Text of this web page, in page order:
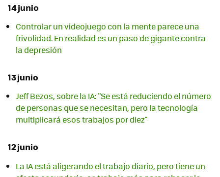
14 junio
Controlar un videojuego con la mente parece una
frivolidad. En realidad es un paso de gigante contra
la depresión
13 junio
Jeff Bezos, sobre la IA: "Se está reduciendo el número
de personas que se necesitan, pero la tecnología
multiplicará esos trabajos por diez"
12 junio
La IA está aligerando el trabajo diario, pero tiene un